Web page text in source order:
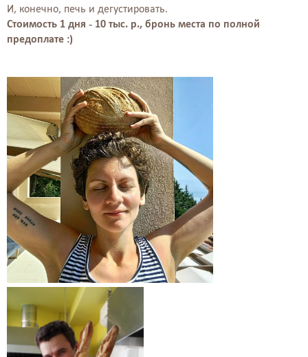
И, конечно, печь и дегустировать.
Стоимость 1 дня - 10 тыс. р., бронь места по полной
предоплате :)